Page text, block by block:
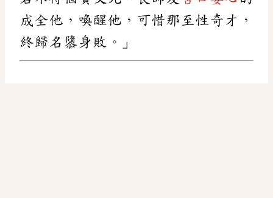
成全他，喚醒他，可惜那至性奇才，
終歸名隳身敗。」